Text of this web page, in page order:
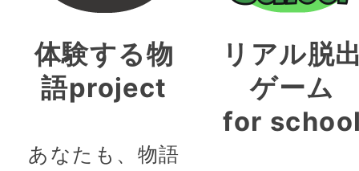
体験する物
語project
あなたも、物語
リアル脱
ゲーム
for